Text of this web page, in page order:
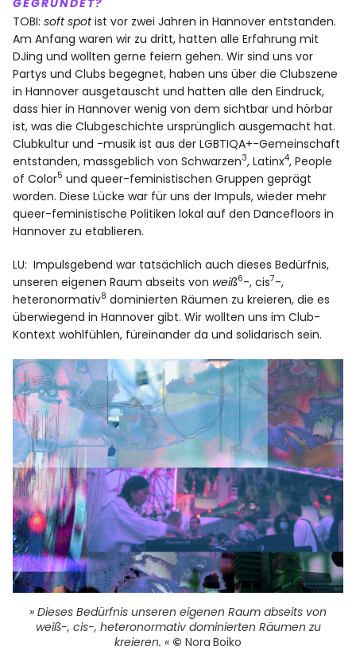
TOBI:soft spotist vor zwei Jahren in Hannover entstanden.
Am Anfang waren wir zu dritt, hatten alle Erfahrung mit
DJing und wollten gerne feiern gehen. Wir sind uns vor
Partys und Clubs begegnet, haben uns über die Clubszene
in Hannover ausgetauscht und hatten alle den Eindruck,
dass hier in Hannover wenig von dem sichtbar und hörbar
ist, was die Clubgeschichte ursprünglich ausgemacht hat.
Clubkultur und -musik ist aus der LGBTIQA+-Gemeinschaft
entstanden, massgeblich von Schwarzen3, Latinx4, People
of Color5 und queer-feministischen Gruppen geprägt
worden. Diese Lücke war für uns der Impuls, wieder mehr
queer-feministische Politiken lokal auf den Dancefloors in
Hannover zu etablieren.
LU: Impulsgebend war tatsächlich auch dieses Bedürfnis,
unseren eigenen Raum abseits vonweiß6-, cis7-,
heteronormativ8 dominierten Räumen zu kreieren, die es
überwiegend in Hannover gibt. Wir wollten uns im Club-
Kontext wohlfühlen, füreinander da und solidarisch sein.
» Dieses Bedürfnis unseren eigenen Raum abseits von
weiß-, cis-, heteronormativ dominierten Räumen zu
kreieren. « © Nora Boiko